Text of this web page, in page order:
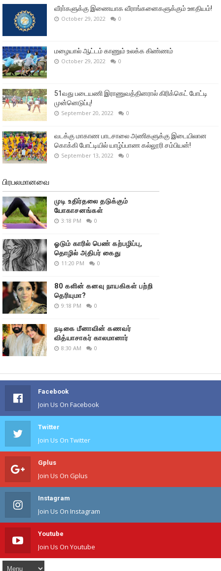
வீரா்களுக்கு இணையாக வீராங்கனைகளுக்கும் ஊதியம்!
October 29, 2022 0
மழையால் ஆட்டம் காணும் உலக்க கிண்ணம்
October 29, 2022 0
51வது படையணி இராணுவத்தினரால் கிரிக்கெட் போட்டி
முன்னெடுப்பு!
September 20, 2022 0
வடக்கு மாகாண பாடசாலை அணிகளுக்கு இடையிலான
கொக்கி போட்டியில் யாழ்ப்பாண கல்லூரி சம்பியன்!
September 13, 2022 0
பிரபலமானவை
முடி உதிர்தலை தடுக்கும்
யோகாசனங்கள்
3:18 PM 0
ஓடும் காரில் பெண் கற்பழிப்பு,
தொழில் அதிபர் கைது
11:20 PM 0
80 களின் கனவு நாயகிகள் பற்றி
தெரியுமா?
9:18 PM 0
நடிகை மீனாவின் கணவர்
வித்யாசாகர் காலமானார்
8:30 AM 0
Facebook
Join Us On Facebook
Twitter
Join Us On Twitter
Gplus
Join Us On Gplus
Instagram
Join Us On Instagram
Youtube
Join Us On Youtube